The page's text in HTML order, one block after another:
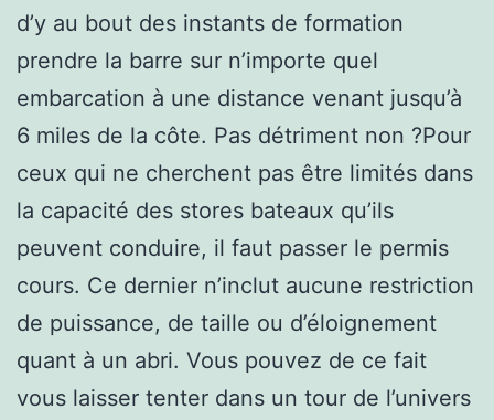
d’y au bout des instants de formation
prendre la barre sur n’importe quel
embarcation à une distance venant jusqu’à
6 miles de la côte. Pas détriment non ?Pour
ceux qui ne cherchent pas être limités dans
la capacité des stores bateaux qu’ils
peuvent conduire, il faut passer le permis
cours. Ce dernier n’inclut aucune restriction
de puissance, de taille ou d’éloignement
quant à un abri. Vous pouvez de ce fait
vous laisser tenter dans un tour de l’univers